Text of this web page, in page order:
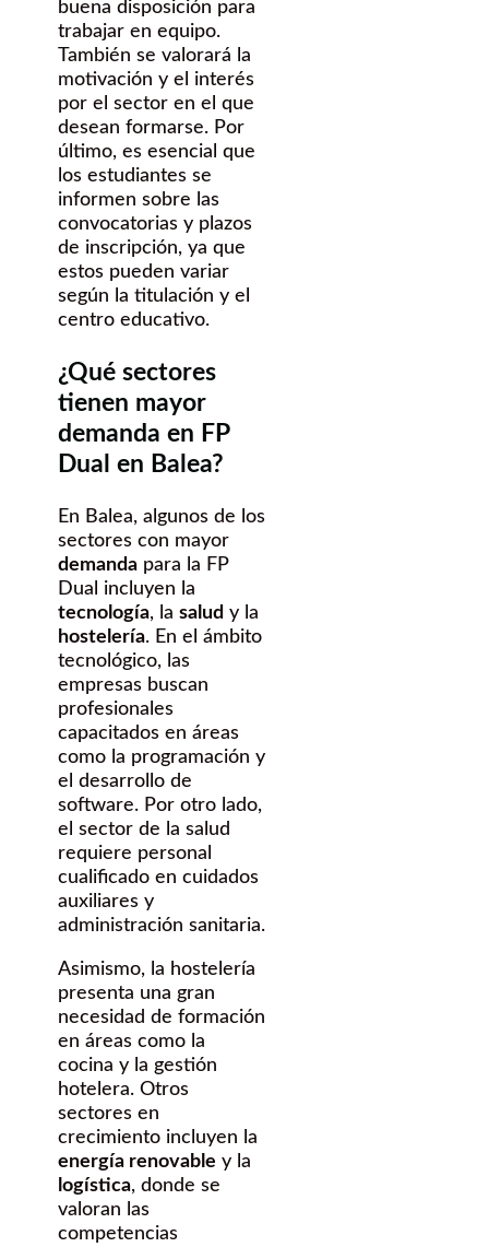
buena disposición para
trabajar en equipo.
También se valorará la
motivación y el interés
por el sector en el que
desean formarse. Por
último, es esencial que
los estudiantes se
informen sobre las
convocatorias y plazos
de inscripción, ya que
estos pueden variar
según la titulación y el
centro educativo.
¿Qué sectores
tienen mayor
demanda en FP
Dual en Balea?
En Balea, algunos de los
sectores con mayor
demanda para la FP
Dual incluyen la
tecnología, la salud y la
hostelería. En el ámbito
tecnológico, las
empresas buscan
profesionales
capacitados en áreas
como la programación y
el desarrollo de
software. Por otro lado,
el sector de la salud
requiere personal
cualificado en cuidados
auxiliares y
administración sanitaria.
Asimismo, la hostelería
presenta una gran
necesidad de formación
en áreas como la
cocina y la gestión
hotelera. Otros
sectores en
crecimiento incluyen la
energía renovable y la
logística, donde se
valoran las
competencias